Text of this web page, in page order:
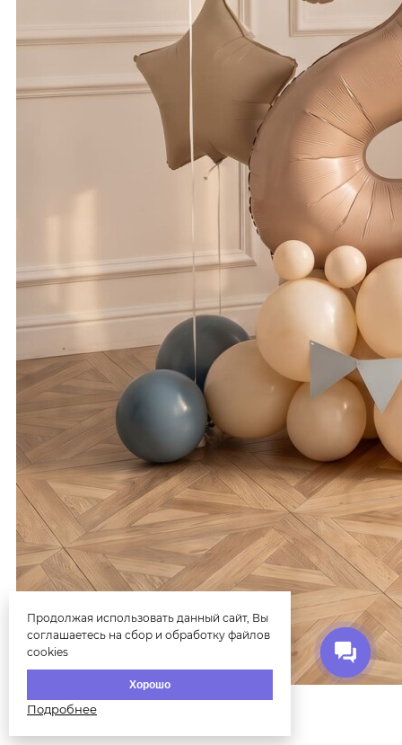
Композиция из шаров «Счас...
Продолжая использовать данный сайт, Вы
соглашаетесь на сбор и обработку файлов
cookies
Хорошо
Подробнее